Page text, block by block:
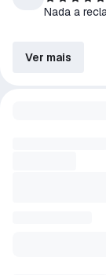
Nada a
Ver mais